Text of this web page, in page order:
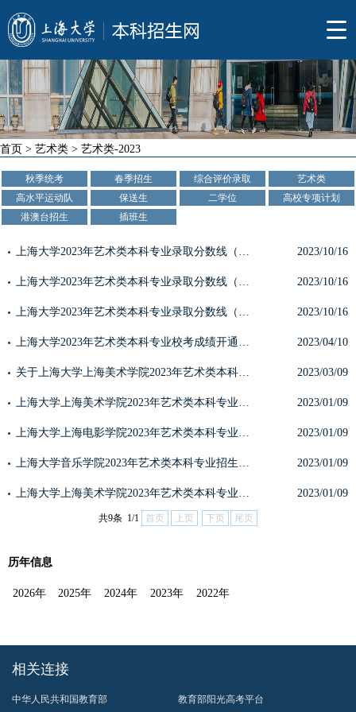
首页 > 艺术类 > 艺术类-2023
秋季统考 春季招生 综合评价录取
艺术类
高水平运动队
保送生 二学位
高校专项计划
港澳台招生
插班生
上海大学2023年艺术类本科专业录取分数线（校考） 2023/10/16
上海大学2023年艺术类本科专业录取分数线（上海市统考） 2023/10/16
上海大学2023年艺术类本科专业录取分数线（外省市统考） 2023/10/16
上海大学2023年艺术类本科专业校考成绩开通查询 2023/04/10
关于上海大学上海美术学院2023年艺术类本科专业校考初选及考试公告 2023/03/09
上海大学上海美术学院2023年艺术类本科专业招生章程 2023/01/09
上海大学上海电影学院2023年艺术类本科专业招生章程 2023/01/09
上海大学音乐学院2023年艺术类本科专业招生章程 2023/01/09
上海大学上海美术学院2023年艺术类本科专业招生章程（华侨港澳台） 2023/01/09
共9条 1/1 首页 上页 下页 尾页
历年信息
2026年 2025年 2024年 2023年 2022年
相关连接
中华人民共和国教育部 教育部阳光高考平台